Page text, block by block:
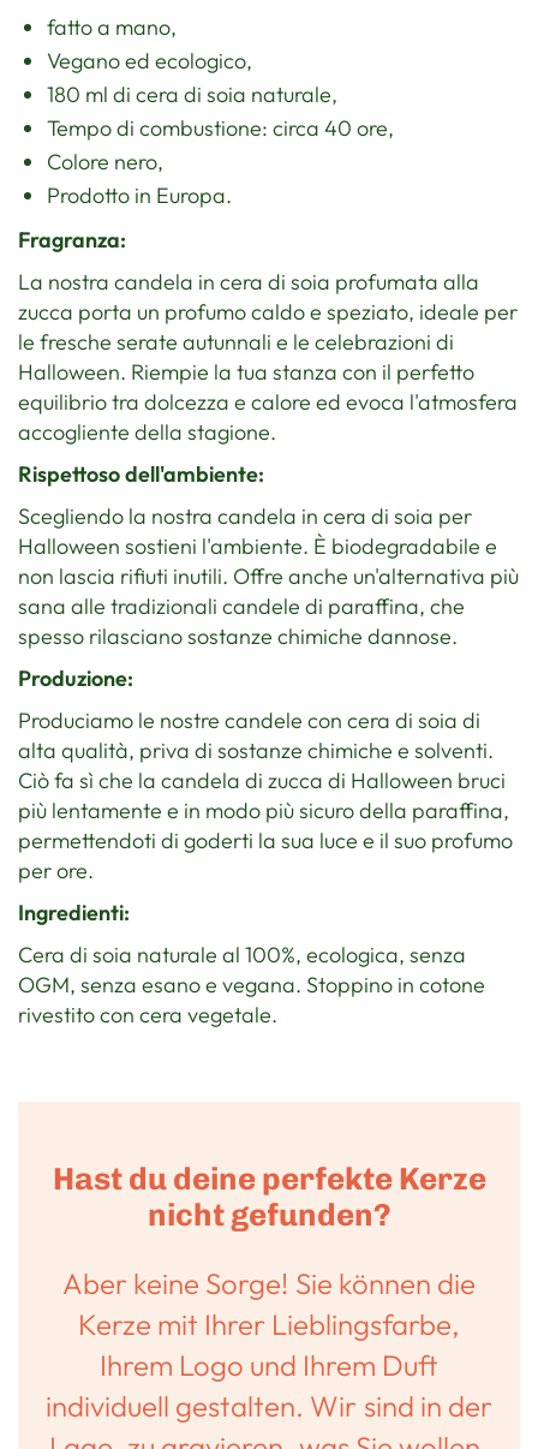
fatto a mano,
Vegano ed ecologico,
180 ml di cera di soia naturale,
Tempo di combustione: circa 40 ore,
Colore nero,
Prodotto in Europa.
Fragranza:
La nostra candela in cera di soia profumata alla
zucca porta un profumo caldo e speziato, ideale per
le fresche serate autunnali e le celebrazioni di
Halloween. Riempie la tua stanza con il perfetto
equilibrio tra dolcezza e calore ed evoca l'atmosfera
accogliente della stagione.
Rispettoso dell'ambiente:
Scegliendo la nostra candela in cera di soia per
Halloween sostieni l'ambiente. È biodegradabile e
non lascia rifiuti inutili. Offre anche un'alternativa più
sana alle tradizionali candele di paraffina, che
spesso rilasciano sostanze chimiche dannose.
Produzione:
Produciamo le nostre candele con cera di soia di
alta qualità, priva di sostanze chimiche e solventi.
Ciò fa sì che la candela di zucca di Halloween bruci
più lentamente e in modo più sicuro della paraffina,
permettendoti di goderti la sua luce e il suo profumo
per ore.
Ingredienti:
Cera di soia naturale al 100%, ecologica, senza
OGM, senza esano e vegana. Stoppino in cotone
rivestito con cera vegetale.
Hast du deine perfekte Kerze
nicht gefunden?
Aber keine Sorge! Sie können die
Kerze mit Ihrer Lieblingsfarbe,
Ihrem Logo und Ihrem Duft
individuell gestalten. Wir sind in der